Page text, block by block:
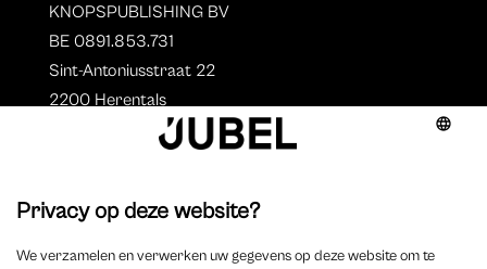
KNOPSPUBLISHING BV
BE 0891.853.731
Sint-Antoniusstraat 22
2200 Herentals
Auteurs
Overzicht auteurs